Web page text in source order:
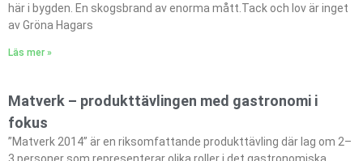
här i bygden. En skogsbrand av enorma mått.Tack och lov är inget
av Gröna Hagars
Läs mer »
Matverk – produkttävlingen med gastronomi i
fokus
”Matverk 2014” är en riksomfattande produkttävling där lag om 2–
3 personer som representerar olika roller i det gastronomiska